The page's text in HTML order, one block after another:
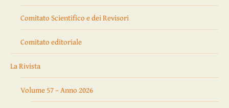
Comitato Scientifico e dei Revisori
Comitato editoriale
La Rivista
Volume 57 – Anno 2026